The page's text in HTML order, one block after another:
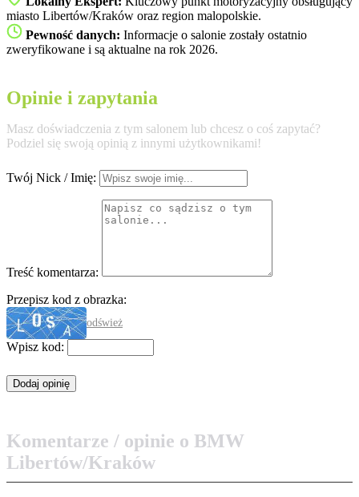
miasto Libertów/Kraków oraz region malopolskie.
Pewność danych: Informacje o salonie zostały ostatnio
zweryfikowane i są aktualne na rok 2026.
Opinie i zapytania
Masz doświadczenia z tym salonem lub chcesz o coś zapytać?
Podziel się swoją opinią z innymi użytkownikami!
Twój Nick / Imię:
Treść komentarza:
Przepisz kod z obrazka:
odśwież
Wpisz kod:
Komentarze / opinie o BMW
Libertów/Kraków